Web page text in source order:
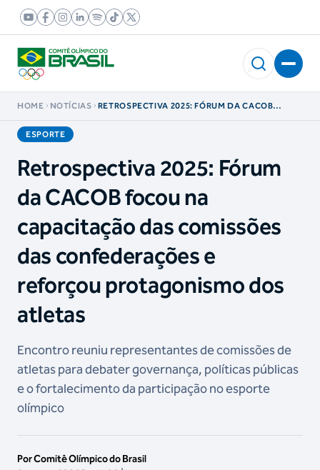
HOME NOTÍCIAS
RETROSPECTIVA 2025: FÓRUM DA CACOB
ESPORTE
Retrospectiva 2025: Fórum
da CACOB focou na
capacitação das comissões
das confederações e
reforçou protagonismo dos
atletas
Encontro reuniu representantes de comissões de
atletas para debater governança, políticas públicas
e o fortalecimento da participação no esporte
olímpico
Por Comitê Olímpico do Brasil